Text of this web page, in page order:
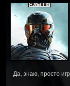
Да, знаю, просто